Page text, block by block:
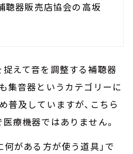
聴器販売店協会の高坂
えて音を調整する補聴器
集音器というカテゴリーに
普及していますが、こちら
療機器ではありません。
何がある方が使う道具」で